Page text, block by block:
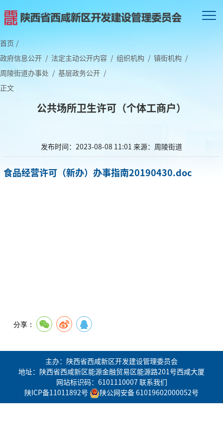
首页 /
政府信息公开 / 法定主动公开内容 / 组织机构 / 镇街机构 /
周陵街道办事处 / 基层政务公开 /
正文
公共场所卫生许可（个体工商户）
发布时间：2023-08-08 11:01 来源：周陵街道
食品经营许可（新办）办事指南20190430.doc
分享：
主办：陕西省西咸新区开发建设管理委员会
地址：陕西省西咸新区能源金融贸易区能源路201号西咸大厦
网站标识码：6101110007 联系我们
陕ICP备11011892号
陕公网安备 61019602000052号